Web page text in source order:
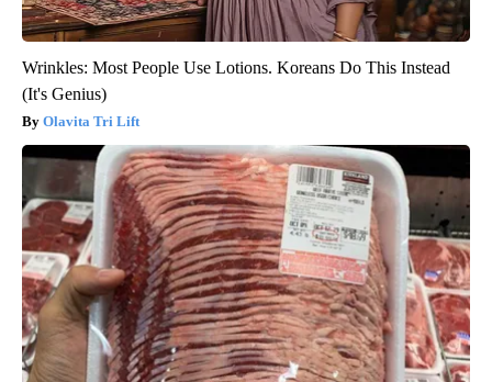
Wrinkles: Most People Use Lotions. Koreans Do This Instead
(It's Genius)
Olavita Tri Lift